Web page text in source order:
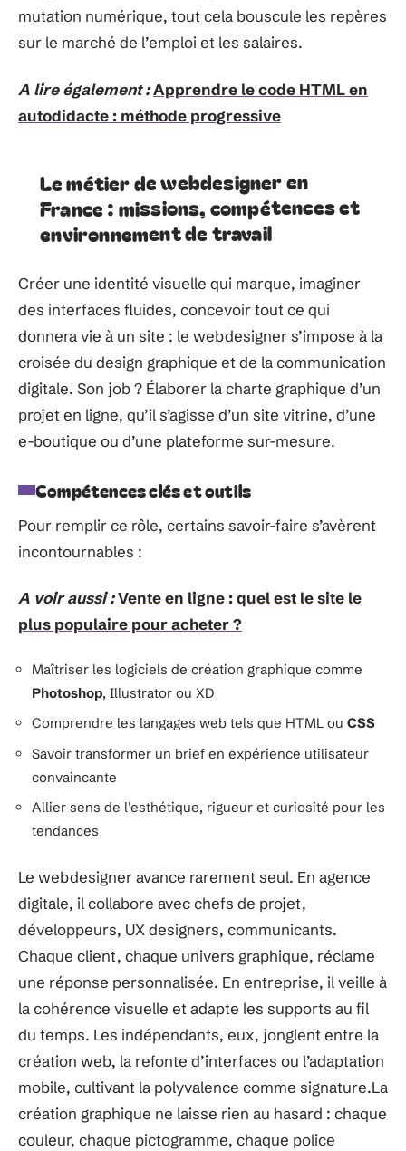
mutation numérique, tout cela bouscule les repères
sur le marché de l’emploi et les salaires.
A lire également :Apprendre le code HTML en
autodidacte : méthode progressive
Le métier de webdesigner en
France : missions, compétences et
environnement de travail
Créer une identité visuelle qui marque, imaginer
des interfaces fluides, concevoir tout ce qui
donnera vie à un site : le webdesigner s’impose à la
croisée du design graphique et de la communication
digitale. Son job ? Élaborer la charte graphique d’un
projet en ligne, qu’il s’agisse d’un site vitrine, d’une
e-boutique ou d’une plateforme sur-mesure.
Compétences clés et outils
Pour remplir ce rôle, certains savoir-faire s’avèrent
incontournables :
A voir aussi :Vente en ligne : quel est le site le
plus populaire pour acheter ?
Maîtriser les logiciels de création graphique comme
Photoshop, Illustrator ou XD
Comprendre les langages web tels que HTML ou CSS
Savoir transformer un brief en expérience utilisateur
convaincante
Allier sens de l’esthétique, rigueur et curiosité pour les
tendances
Le webdesigner avance rarement seul. En agence
digitale, il collabore avec chefs de projet,
développeurs, UX designers, communicants.
Chaque client, chaque univers graphique, réclame
une réponse personnalisée. En entreprise, il veille à
la cohérence visuelle et adapte les supports au fil
du temps. Les indépendants, eux, jonglent entre la
création web, la refonte d’interfaces ou l’adaptation
mobile, cultivant la polyvalence comme signature.La
création graphique ne laisse rien au hasard : chaque
couleur, chaque pictogramme, chaque police